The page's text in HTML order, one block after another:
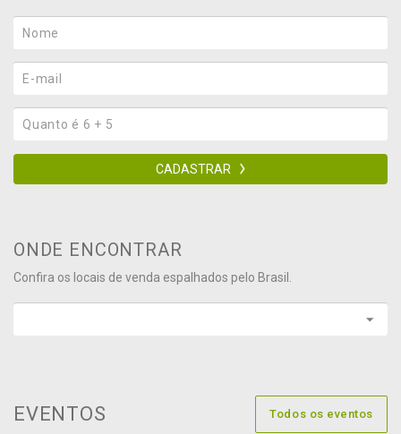
CADASTRAR
ONDE ENCONTRAR
Confira os locais de venda espalhados pelo Brasil.
EVENTOS Todos os eventos